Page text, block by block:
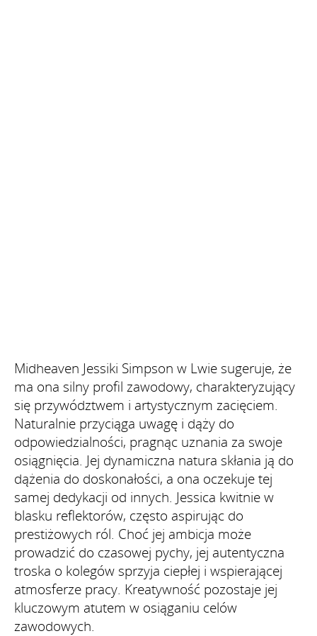
Midheaven Jessiki Simpson w Lwie sugeruje, że
ma ona silny profil zawodowy, charakteryzujący
się przywództwem i artystycznym zacięciem.
Naturalnie przyciąga uwagę i dąży do
odpowiedzialności, pragnąc uznania za swoje
osiągnięcia. Jej dynamiczna natura skłania ją do
dążenia do doskonałości, a ona oczekuje tej
samej dedykacji od innych. Jessica kwitnie w
blasku reflektorów, często aspirując do
prestiżowych ról. Choć jej ambicja może
prowadzić do czasowej pychy, jej autentyczna
troska o kolegów sprzyja ciepłej i wspierającej
atmosferze pracy. Kreatywność pozostaje jej
kluczowym atutem w osiąganiu celów
zawodowych.